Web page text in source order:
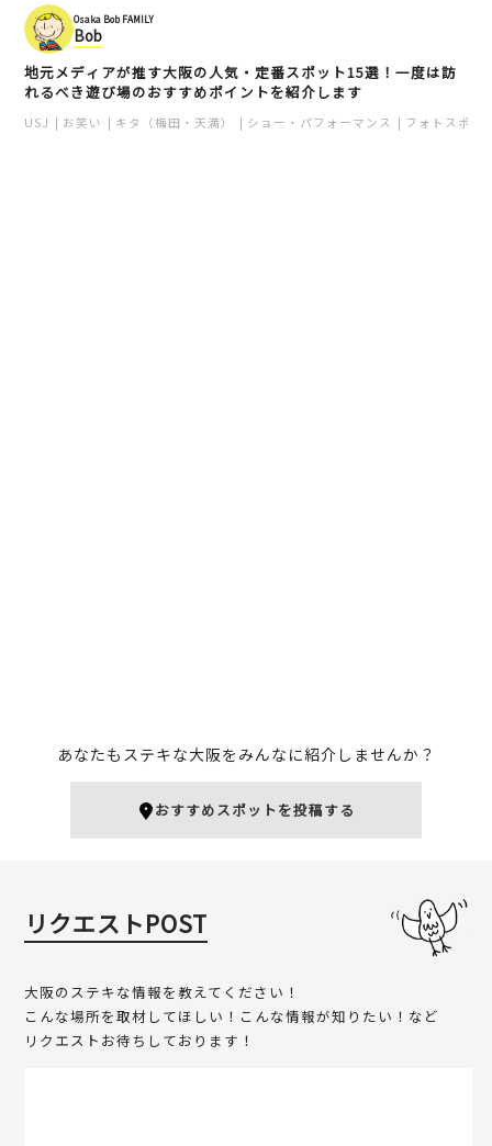
Osaka Bob FAMILY
Bob
地元メディアが推す大阪の人気・定番スポット15選！一度は訪
れるべき遊び場のおすすめポイントを紹介します
USJ お笑い キタ（梅田・天満） ショー・パフォーマンス フォトスポッ
あなたもステキな大阪をみんなに紹介しませんか？
おすすめスポットを投稿する
リクエストPOST
大阪のステキな情報を教えてください！
こんな場所を取材してほしい！こんな情報が知りたい！など
リクエストお待ちしております！